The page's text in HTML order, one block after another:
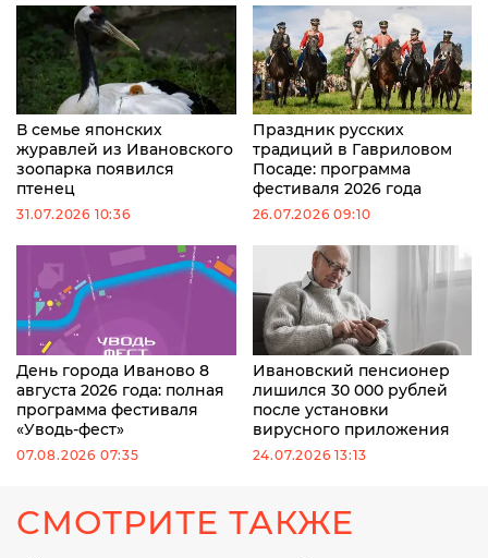
В семье японских
журавлей из Ивановского
зоопарка появился
птенец
31.07.2026 10:36
Праздник русских
традиций в Гавриловом
Посаде: программа
фестиваля 2026 года
26.07.2026 09:10
День города Иваново 8
августа 2026 года: полная
программа фестиваля
«Уводь-фест»
07.08.2026 07:35
Ивановский пенсионер
лишился 30 000 рублей
после установки
вирусного приложения
24.07.2026 13:13
СМОТРИТЕ ТАКЖЕ